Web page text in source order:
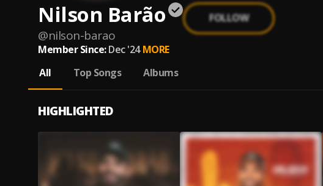
Nilson Barão
@nilson-barao
FOLLOW
Member Since: Dec '24 MORE
All
Top Songs Albums
HIGHLIGHTED